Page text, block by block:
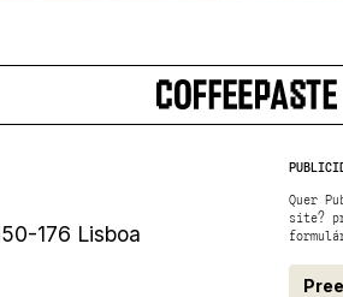
176 Lisboa
Quer
site?